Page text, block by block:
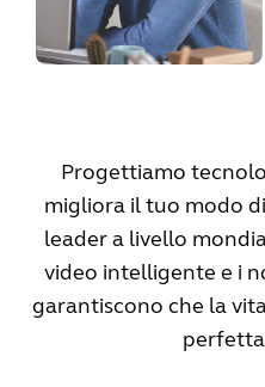
Progettiamo
migliora il tuo modo
leader a livello
video intelligente e i
garantiscono che la